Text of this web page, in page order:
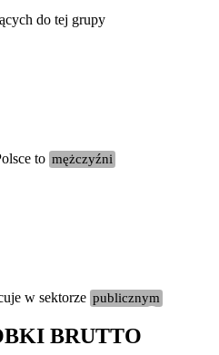
do tej grupy
to mężczyźni
w sektorze publicznym
BRUTTO